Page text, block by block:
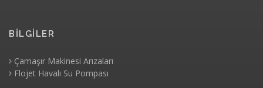
BİLGİLER
Çamaşır Makinesi Arızaları
Flojet Havalı Su Pompası